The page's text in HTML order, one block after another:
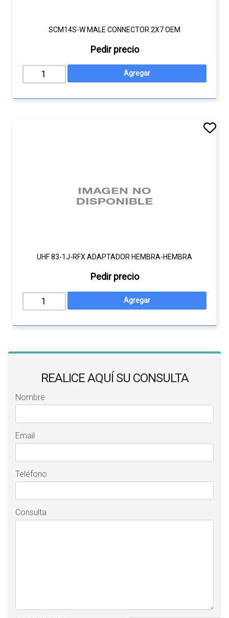
SCM14S-W MALE CONNECTOR 2X7 OEM
Pedir precio
UHF 83-1J-RFX ADAPTADOR HEMBRA-HEMBRA
Pedir precio
REALICE AQUÍ SU CONSULTA
Nombre
Email
Teléfono
Consulta